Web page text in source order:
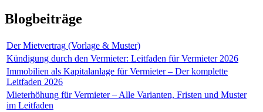
Blogbeiträge
Der Mietvertrag (Vorlage & Muster)
Kündigung durch den Vermieter: Leitfaden für Vermieter 2026
Immobilien als Kapitalanlage für Vermieter – Der komplette
Leitfaden 2026
Mieterhöhung für Vermieter – Alle Varianten, Fristen und Muster
im Leitfaden